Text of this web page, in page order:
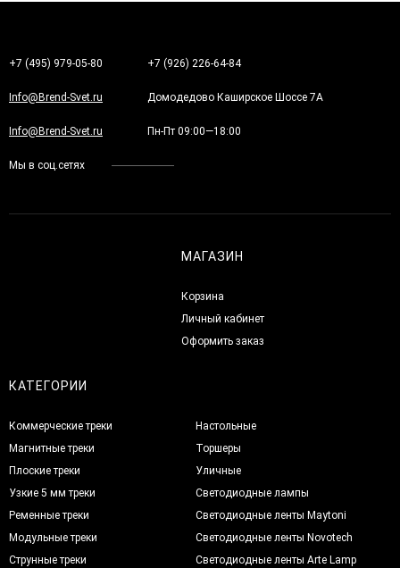
+7 (495) 979-05-80 +7 (926) 226-64-84
Info@Brend-Svet.ru Домодедово Каширское Шоссе 7А
Info@Brend-Svet.ru Пн-Пт 09:00—18:00
Мы в соц.сетях
МАГАЗИН
Корзина
Личный кабинет
Оформить заказ
КАТЕГОРИИ
Коммерческие треки
Магнитные треки
Плоские треки
Узкие 5 мм треки
Ременные треки
Модульные треки
Струнные треки
Настольные
Торшеры
Уличные
Светодиодные лампы
Светодиодные ленты Maytoni
Светодиодные ленты Novotech
Светодиодные ленты Arte Lamp